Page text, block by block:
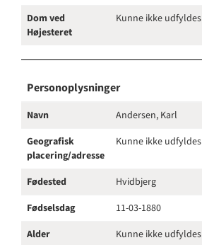
Dom ved
Højesteret
Kunne ikke udfyldes
Personoplysninger
Navn
Andersen, Karl
Geografisk
placering/adresse
Kunne ikke udfyldes
Fødested
Hvidbjerg
Fødselsdag
11-03-1880
Alder
Kunne ikke udfyldes